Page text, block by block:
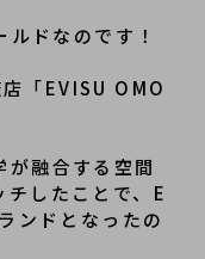
ドなのです！
「EVISU OMO
が融合する空間
したことで、E
ンドとなったの